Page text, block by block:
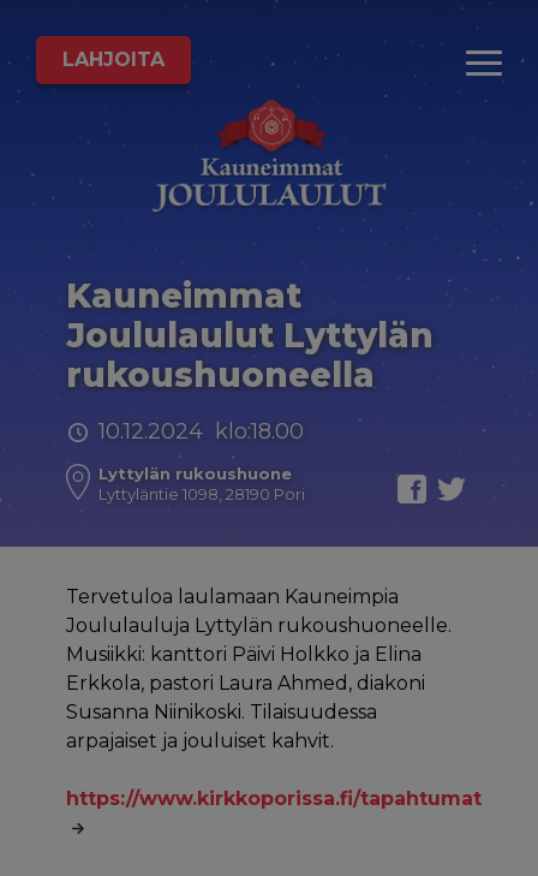
LAHJOITA
Kauneimmat
Joululaulut Lyttylän
rukoushuoneella
10.12.2024 klo:18.00
Lyttylän rukoushuone
Lyttyläntie 1098, 28190 Pori
Tervetuloa laulamaan Kauneimpia
Joululauluja Lyttylän rukoushuoneelle.
Musiikki: kanttori Päivi Holkko ja Elina
Erkkola, pastori Laura Ahmed, diakoni
Susanna Niinikoski. Tilaisuudessa
arpajaiset ja jouluiset kahvit.
https://www.kirkkoporissa.fi/tapahtumat